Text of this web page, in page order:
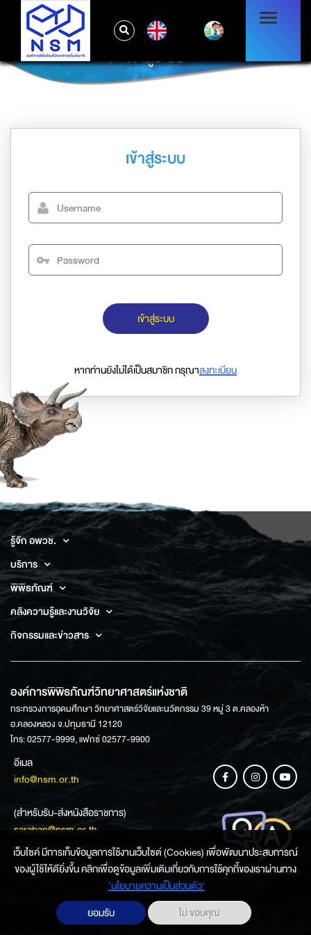
เข้าสู่ระบบ
เข้าสู่ระบบ
เข้าสู่ระบบ
หากท่านยังไม่ได้เป็นสมาชิก กรุณาลงทะเบียน
รู้จัก อพวช.
บริการ
พิพิธภัณฑ์
คลังความรู้และงานวิจัย
กิจกรรมและข่าวสาร
องค์การพิพิธภัณฑ์วิทยาศาสตร์แห่งชาติ
กระทรวงการอุดมศึกษา วิทยาศาสตร์วิจัยและนวัตกรรม 39 หมู่ 3 ต.คลองห้า
อ.คลองหลวง จ.ปทุมธานี 12120
โทร: 02577-9999, แฟกซ์ 02577-9900
อีเมล
info@nsm.or.th
(สำหรับรับ-ส่งหนังสือราชการ)
saraban@nsm.or.th
ช่องทางการสอบถามข้อมูล
เว็บไซค์ มีการเก็บข้อมูลการใช้งานเว็บไซต์ (Cookies) เพื่อพัฒนาประสบการณ์
ของผู้ใช้ให้ดียิ่งขึ้น คลิกเพื่อดูข้อมูลเพิ่มเติมเกี่ยวกับการใช้คุกกี้ของเราผ่านทาง
‘นโยบายความเป็นส่วนตัว'
ยอมรับ
ไม่ ขอบคุณ